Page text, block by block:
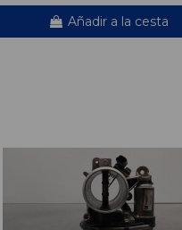
Añadir a la cesta